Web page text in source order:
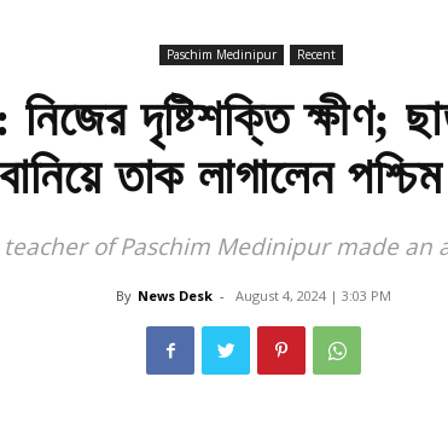
Paschim Medinipur Recent
দৃষ্টিশক্তি ক্ষীণ;
তাক লাগালেন
of Paschim Medinipur made
By News Desk - August 4, 2024 | 3:03 PM